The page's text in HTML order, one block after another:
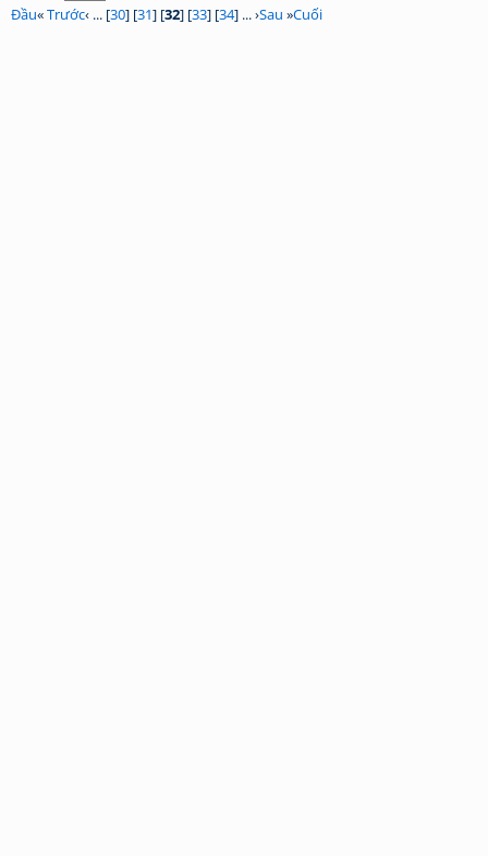
Đầu«Trước‹ ... [30] [31] [32] [33] [34] ... ›Sau »Cuối